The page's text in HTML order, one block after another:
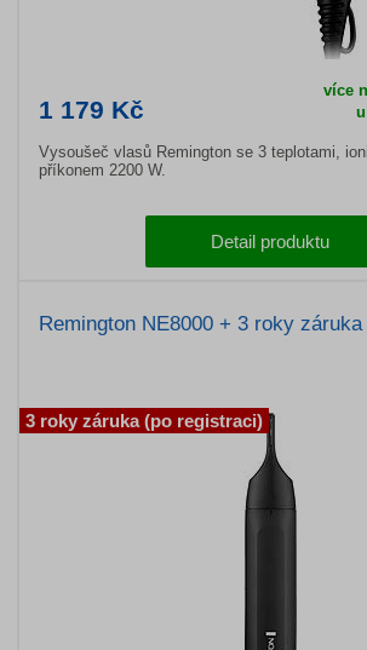
1 179 Kč
více
Vysoušeč vlasů Remington se 3 teplotami,
příkonem 2200 W.
Detail produktu
Remington NE8000 + 3 roky záruka
3 roky záruka (po registraci)